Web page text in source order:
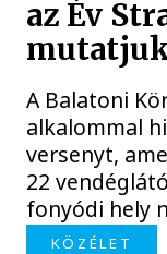
az Év
A Balatoni
alkalommal
versenyt,
22
fonyódi hely
KÖZÉLET